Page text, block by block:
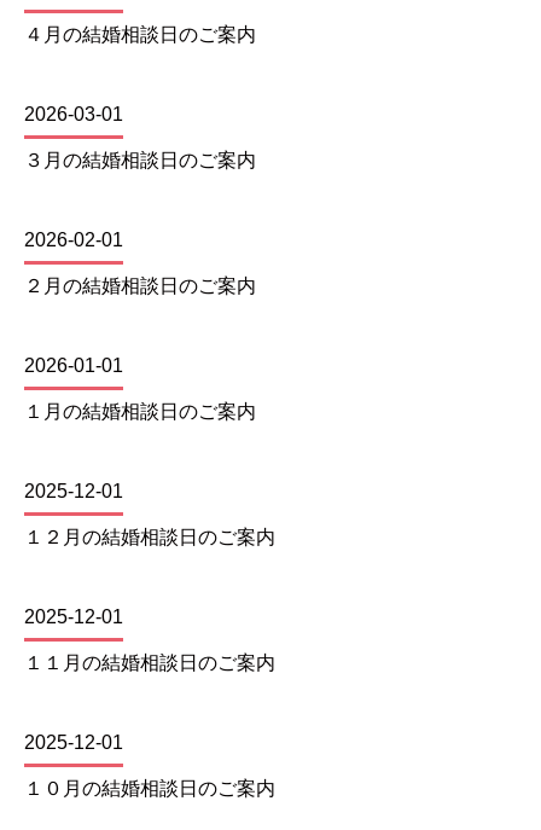
４月の結婚相談日のご案内
2026-03-01
３月の結婚相談日のご案内
2026-02-01
２月の結婚相談日のご案内
2026-01-01
１月の結婚相談日のご案内
2025-12-01
１２月の結婚相談日のご案内
2025-12-01
１１月の結婚相談日のご案内
2025-12-01
１０月の結婚相談日のご案内